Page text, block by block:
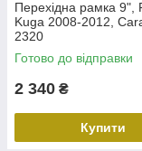
Перехідна рамка 9",
Kuga 2008-2012,
2320
Готово до відправки
2 340 ₴
Купити